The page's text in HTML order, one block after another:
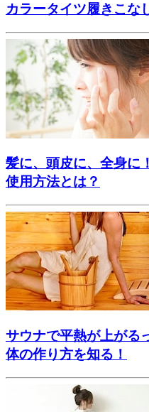
カラータイツ履きこな
髪に、頭皮に、全身に
使用方法とは？
サウナで平熱が上が
体の作り方を知る！